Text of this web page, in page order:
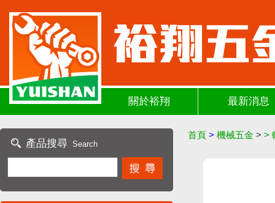
關於裕翔 最新消息
產品搜尋 Search
首頁 > 機械五金 > >